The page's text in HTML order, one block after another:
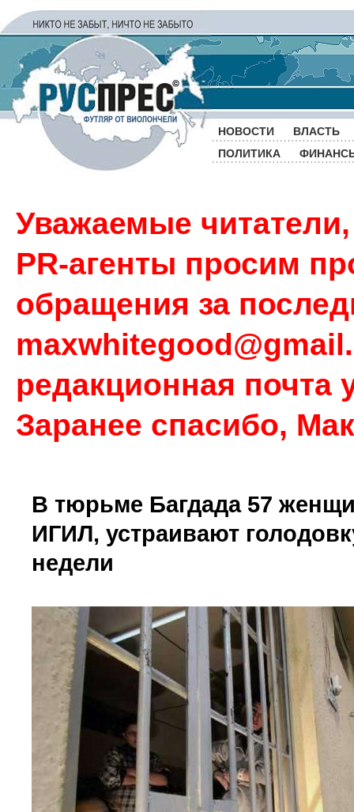
НОВОСТИ
ВЛАСТЬ
ПОЛИТИКА
Уважаемые
PR-агенты просим
обращения за
редакционная почта
Заранее спасибо,
В тюрьме Багдада 57
ИГИЛ, устраивают
недели